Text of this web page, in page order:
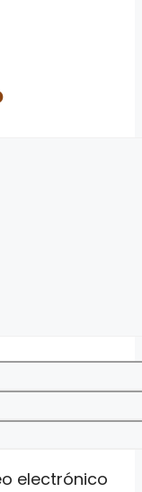
electrónico